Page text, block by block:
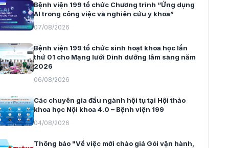
Bệnh viện 199 tổ chức Chương trình “Ứng dụng
AI trong công việc và nghiên cứu y khoa”
07/08/2026
Bệnh viện 199 tổ chức sinh hoạt khoa học lần
thứ 01 cho Mạng lưới Dinh dưỡng lâm sàng năm
2026
06/08/2026
Các chuyên gia đầu ngành hội tụ tại Hội thảo
khoa học Nội khoa 4.0 – Bệnh viện 199
04/08/2026
Thông báo "Về việc mời chào giá Gói vận hành,